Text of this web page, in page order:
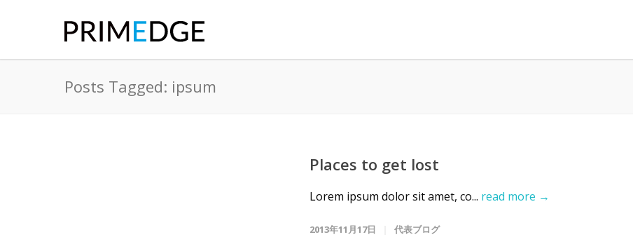
Posts Tagged: ipsum
Places to get lost
Lorem ipsum dolor sit amet, co... read more →
2013年11月17日 代表ブログ